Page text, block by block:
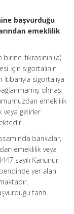
başvurduğu
emeklilik
fıkrasının (a)
için sigortalının
sigortalıya
olması
emeklilik
veya gelirler
bankalar,
emeklilik veya
sayılı Kanunun
yer alan
tarih